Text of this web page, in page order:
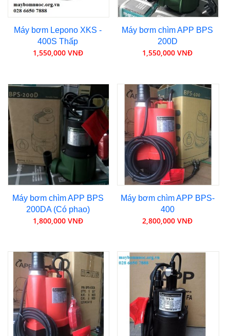
Máy bơm Lepono XKS -
400S Thấp
1,550,000 VNĐ
Máy bơm chìm APP BPS
200D
1,550,000 VNĐ
Máy bơm chìm APP BPS
200DA (Có phao)
1,800,000 VNĐ
Máy bơm chìm APP BPS-
400
2,800,000 VNĐ